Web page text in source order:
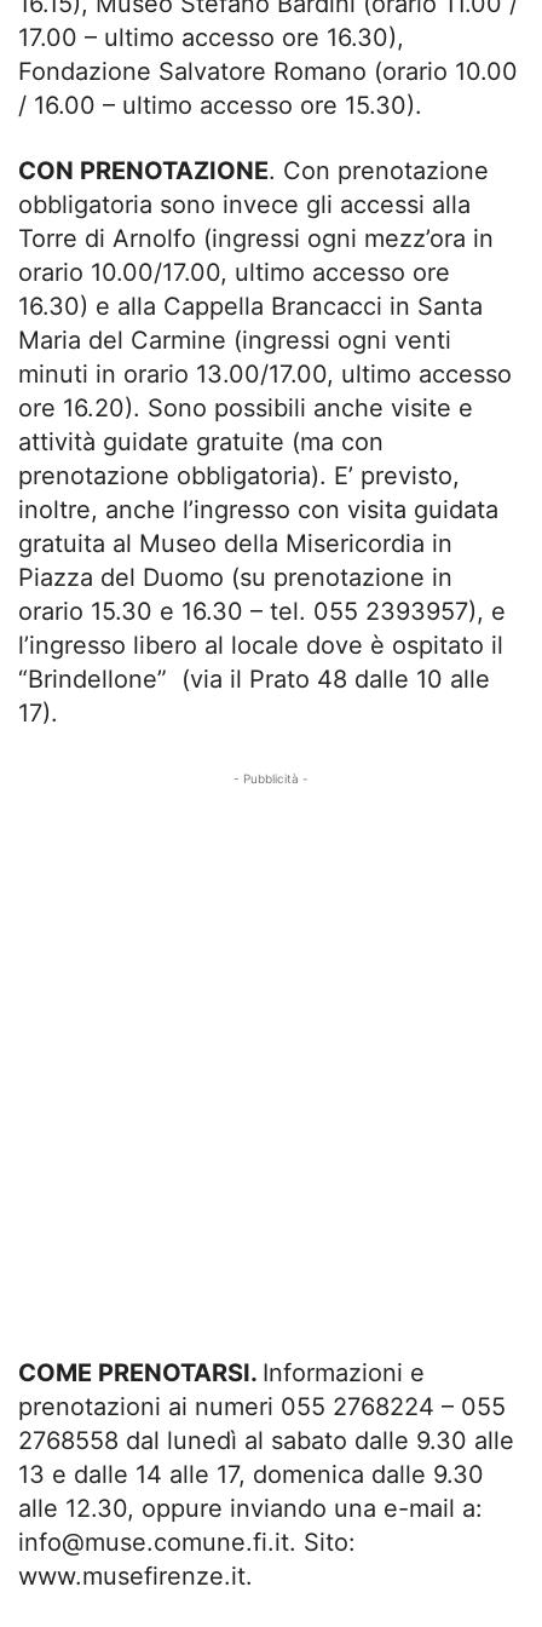
17.00 – ultimo accesso ore 16.30),
Fondazione Salvatore Romano (orario 10.00
/ 16.00 – ultimo accesso ore 15.30).
CON PRENOTAZIONE. Con prenotazione
obbligatoria sono invece gli accessi alla
Torre di Arnolfo (ingressi ogni mezz’ora in
orario 10.00/17.00, ultimo accesso ore
16.30) e alla Cappella Brancacci in Santa
Maria del Carmine (ingressi ogni venti
minuti in orario 13.00/17.00, ultimo accesso
ore 16.20). Sono possibili anche visite e
attività guidate gratuite (ma con
prenotazione obbligatoria). E’ previsto,
inoltre, anche l’ingresso con visita guidata
gratuita al Museo della Misericordia in
Piazza del Duomo (su prenotazione in
orario 15.30 e 16.30 – tel. 055 2393957), e
l’ingresso libero al locale dove è ospitato il
“Brindellone” (via il Prato 48 dalle 10 alle
17).
- Pubblicità -
COME PRENOTARSI. Informazioni e
prenotazioni ai numeri 055 2768224 – 055
2768558 dal lunedì al sabato dalle 9.30 alle
13 e dalle 14 alle 17, domenica dalle 9.30
alle 12.30, oppure inviando una e-mail a:
info@muse.comune.fi.it. Sito:
www.musefirenze.it.